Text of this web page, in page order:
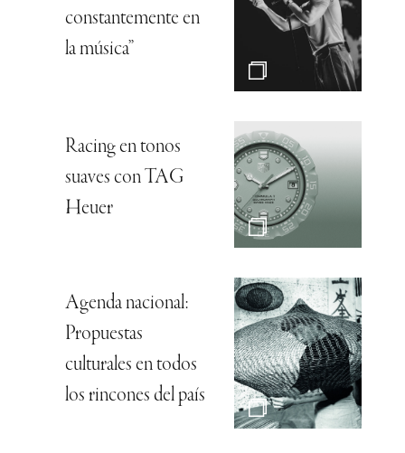
constantemente en
la música”
Racing en tonos
suaves con TAG
Heuer
Agenda nacional:
Propuestas
culturales en todos
los rincones del país